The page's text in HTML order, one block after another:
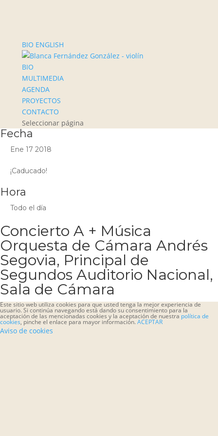
BIO ENGLISH
BIO
MULTIMEDIA
AGENDA
PROYECTOS
CONTACTO
Seleccionar página
Fecha
Ene 17 2018
¡Caducado!
Hora
Todo el día
Concierto A + Música
Orquesta de Cámara Andrés
Segovia, Principal de
Segundos Auditorio Nacional,
Sala de Cámara
Este sitio web utiliza cookies para que usted tenga la mejor experiencia de
usuario. Si continúa navegando está dando su consentimiento para la
aceptación de las mencionadas cookies y la aceptación de nuestra política de
cookies, pinche el enlace para mayor información.ACEPTAR
Aviso de cookies